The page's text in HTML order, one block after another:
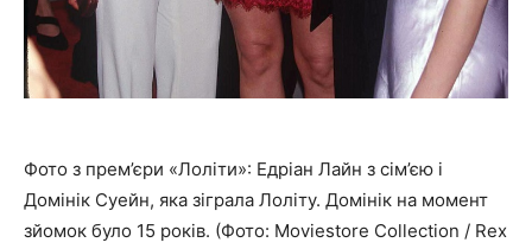
Фото з прем’єри «Лоліти»: Едріан Лайн з сім’єю і
Домінік Суейн, яка зіграла Лоліту. Домінік на момент
зйомок було 15 років. (Фото: Moviestore Collection / Rex